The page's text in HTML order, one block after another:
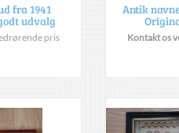
fra 1941
udvalg
pris
Antik
Kontakt os